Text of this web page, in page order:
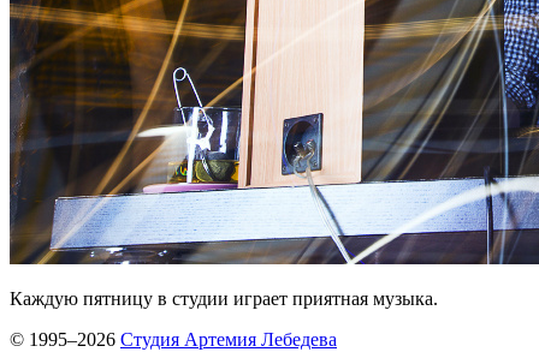
Каждую пятницу в студии играет приятная музыка.
© 1995–2026 Студия Артемия Лебедева